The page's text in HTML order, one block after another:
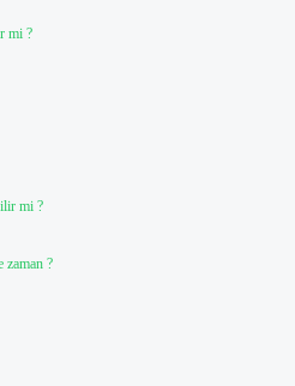
mi ?
mi ?
zaman ?